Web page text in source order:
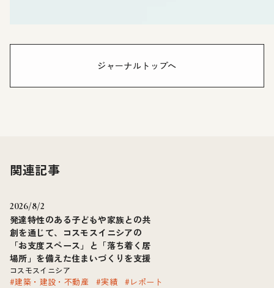
ジャーナルトップへ
関連記事
発達特性のある子どもや家族との共
創を通じて、コスモスイニシアの
「お支度スペース」と「落ち着く居
場所」を備えた住まいづくりを支援
2026/8/2
コスモスイニシア
#建築・建設・不動産 #実績 #レポート